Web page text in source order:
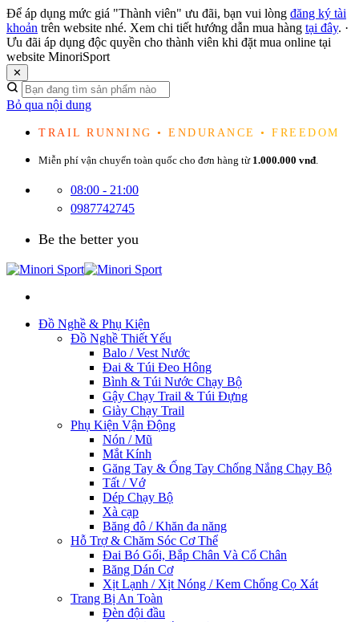
Để áp dụng mức giá "Thành viên" ưu đãi, bạn vui lòng đăng ký tài
khoản trên website nhé. Xem chi tiết hướng dẫn mua hàng tại đây. ·
Ưu đãi áp dụng độc quyền cho thành viên khi đặt mua online tại
website MinoriSport
✕
Bỏ qua nội dung
TRAIL RUNNING • ENDURANCE • FREEDOM
Miễn phí vận chuyển toàn quốc cho đơn hàng từ 1.000.000 vnđ.
08:00 - 21:00
0987742745
Be the better you
Đồ Nghề & Phụ Kiện
Đồ Nghề Thiết Yếu
Balo / Vest Nước
Đai & Túi Đeo Hông
Bình & Túi Nước Chạy Bộ
Gậy Chạy Trail & Túi Đựng
Giày Chạy Trail
Phụ Kiện Vận Động
Nón / Mũ
Mắt Kính
Găng Tay & Ống Tay Chống Nắng Chạy Bộ
Tất / Vớ
Dép Chạy Bộ
Xà cạp
Băng đô / Khăn đa năng
Hỗ Trợ & Chăm Sóc Cơ Thể
Đai Bó Gối, Bắp Chân Và Cổ Chân
Băng Dán Cơ
Xịt Lạnh / Xịt Nóng / Kem Chống Cọ Xát
Trang Bị An Toàn
Đèn đội đầu